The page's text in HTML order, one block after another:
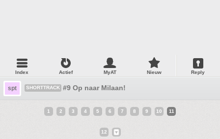
Index Actief MyAT Nieuw Reply
spt SHORTTRACK #9 Op naar Milaan!
1 2 3 4 5 6 7 8 9 10 11
12